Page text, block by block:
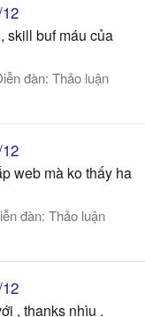
skill buf máu của
đàn: Thảo luận
web mà ko thấy ha
đàn: Thảo luận
, thanks nhìu .